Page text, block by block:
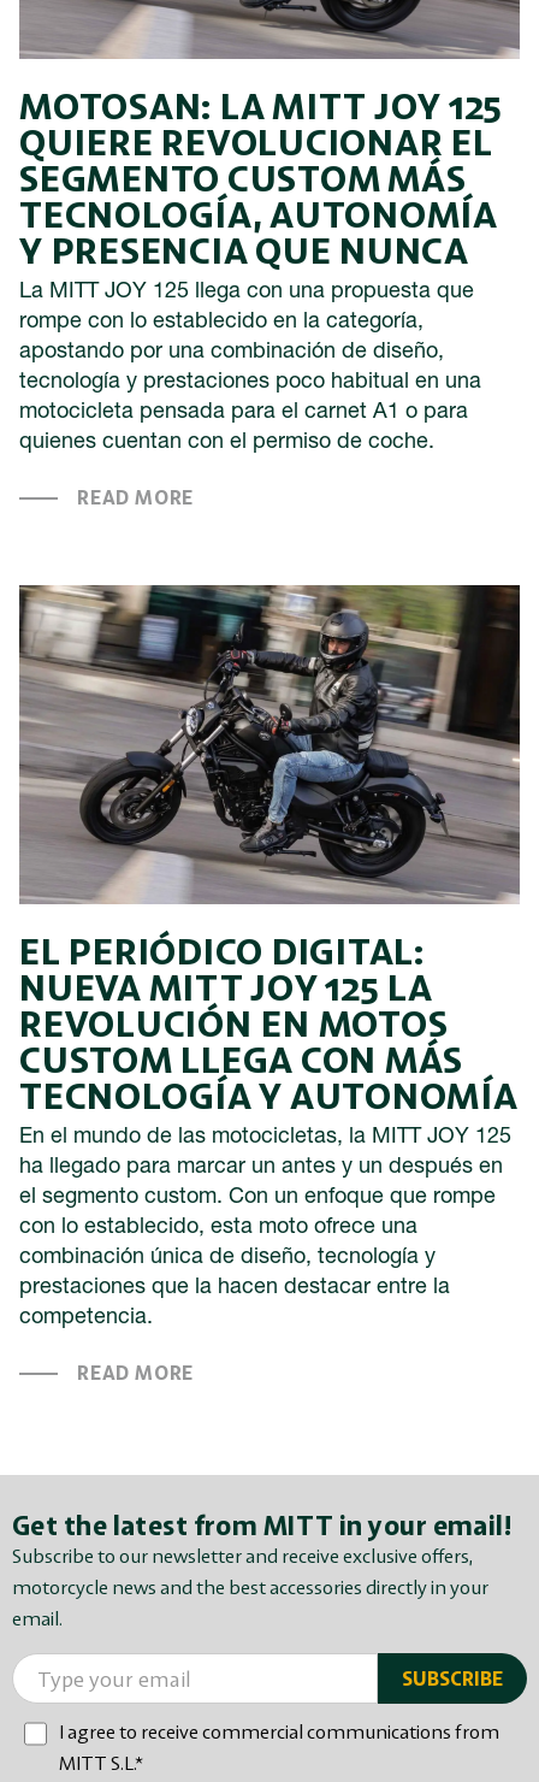
MOTOSAN: LA MITT JOY 125
QUIERE REVOLUCIONAR EL
SEGMENTO CUSTOM MÁS
TECNOLOGÍA, AUTONOMÍA
Y PRESENCIA QUE NUNCA
La MITT JOY 125 llega con una propuesta que
rompe con lo establecido en la categoría,
apostando por una combinación de diseño,
tecnología y prestaciones poco habitual en una
motocicleta pensada para el carnet A1 o para
quienes cuentan con el permiso de coche.
READ MORE
EL PERIÓDICO DIGITAL:
NUEVA MITT JOY 125 LA
REVOLUCIÓN EN MOTOS
CUSTOM LLEGA CON MÁS
TECNOLOGÍA Y AUTONOMÍA
En el mundo de las motocicletas, la MITT JOY 125
ha llegado para marcar un antes y un después en
el segmento custom. Con un enfoque que rompe
con lo establecido, esta moto ofrece una
combinación única de diseño, tecnología y
prestaciones que la hacen destacar entre la
competencia.
READ MORE
Get the latest from MITT in your email!
Subscribe to our newsletter and receive exclusive offers,
motorcycle news and the best accessories directly in your
email.
I agree to receive commercial communications from
MITT S.L.*